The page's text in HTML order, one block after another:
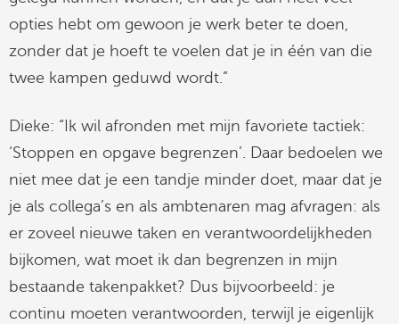
opties hebt om gewoon je werk beter te doen,
zonder dat je hoeft te voelen dat je in één van die
twee kampen geduwd wordt.”
Dieke: “Ik wil afronden met mijn favoriete tactiek:
‘Stoppen en opgave begrenzen’. Daar bedoelen we
niet mee dat je een tandje minder doet, maar dat je
je als collega’s en als ambtenaren mag afvragen: als
er zoveel nieuwe taken en verantwoordelijkheden
bijkomen, wat moet ik dan begrenzen in mijn
bestaande takenpakket? Dus bijvoorbeeld: je
continu moeten verantwoorden, terwijl je eigenlijk